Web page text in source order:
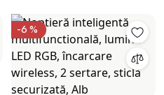
iluminare LED touch în 3 culori,
Negru
-6 %